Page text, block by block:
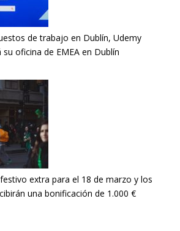
de trabajo en Dublín, Udemy
su oficina de EMEA en Dublín
extra para el 18 de marzo y los
una bonificación de 1.000 €